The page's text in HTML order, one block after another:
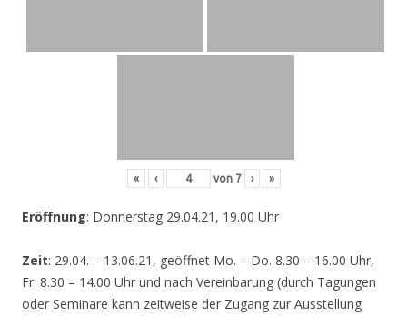
« ‹ von 7 › »
Eröffnung: Donnerstag 29.04.21, 19.00 Uhr
Zeit: 29.04. – 13.06.21, geöffnet Mo. – Do. 8.30 – 16.00 Uhr,
Fr. 8.30 – 14.00 Uhr und nach Vereinbarung (durch Tagungen
oder Seminare kann zeitweise der Zugang zur Ausstellung